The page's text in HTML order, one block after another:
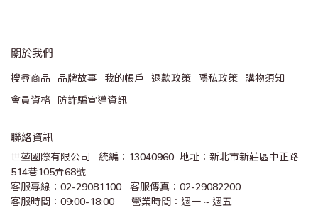
關於我們
搜尋商品 品牌故事 我的帳戶 退款政策 隱私政策
購物須知
會員資格
防詐騙宣導資訊
聯絡資訊
世堃國際有限公司   統編：13040960  地址：新北市新莊區中正路
514巷105弄68號
客服專線：02-29081100   客服傳真：02-29082200
客服時間：09:00-18:00      營業時間：週一 ~ 週五